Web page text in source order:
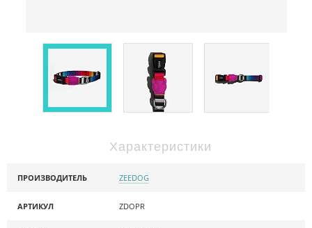
Характеристики
ПРОИЗВОДИТЕЛЬ ZEEDOG
АРТИКУЛ ZDOPR